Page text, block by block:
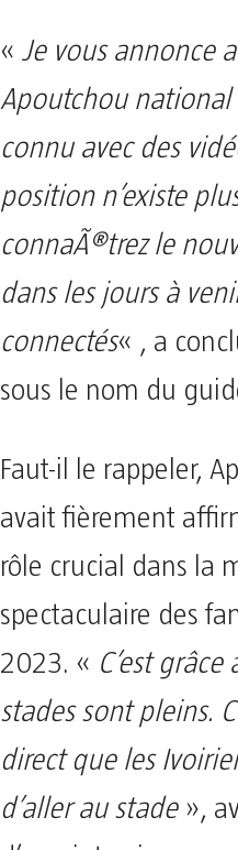
« Je vous annonce
Apoutchou national
connu avec des
position n’existe
connaÃ®trez le
dans les jours à
connectés« , a
sous le nom du
Faut-il le rappeler,
avait fièrement
rôle crucial dans la
spectaculaire des
2023. « C’est
stades sont pleins.
direct que les
d’aller au stade»,